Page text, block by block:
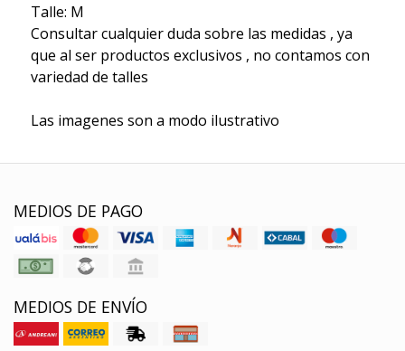
Talle: M
Consultar cualquier duda sobre las medidas , ya
que al ser productos exclusivos , no contamos con
variedad de talles
Las imagenes son a modo ilustrativo
MEDIOS DE PAGO
MEDIOS DE ENVÍO